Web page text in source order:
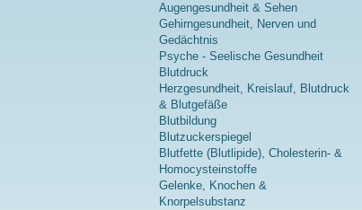
Augengesundheit & Sehen
Gehirngesundheit, Nerven und
Gedächtnis
Psyche - Seelische Gesundheit
Blutdruck
Herzgesundheit, Kreislauf, Blutdruck
& Blutgefäße
Blutbildung
Blutzuckerspiegel
Blutfette (Blutlipide), Cholesterin- &
Homocysteinstoffe
Gelenke, Knochen &
Knorpelsubstanz